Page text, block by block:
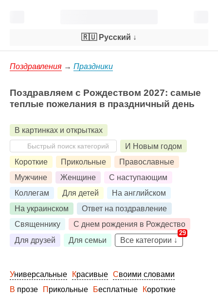
🇷🇺 Русский ↓
Поздравления → Праздники
Поздравляем с Рождеством 2027: самые
теплые пожелания в праздничный день
В картинках и открытках
И Новым годом
Короткие
Прикольные
Православные
Мужчине
Женщине
С наступающим
Коллегам
Для детей
На английском
На украинском
Ответ на поздравление
Священнику
С днем рождения в Рождество
Для друзей
Для семьи Все категории ↓
29
Универсальные Красивые
Своими словами
В прозе
Прикольные Бесплатные
Короткие